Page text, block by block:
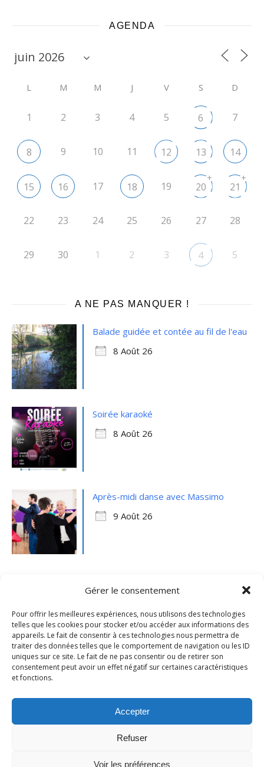
Gérer le consentement
Pour offrir les meilleures expériences, nous utilisons des technologies
telles que les cookies pour stocker et/ou accéder aux informations des
appareils. Le fait de consentir à ces technologies nous permettra de
traiter des données telles que le comportement de navigation ou les ID
uniques sur ce site. Le fait de ne pas consentir ou de retirer son
consentement peut avoir un effet négatif sur certaines caractéristiques
et fonctions.
Accepter
Refuser
Voir les préférences
AGENDA
L M M J V S D
1 2 3 4 5 6 7
8 9 10 11 12 13 14
15 16 17 18 19 20
+
21
+
22 23 24 25 26 27 28
29 30 1 2 3 4 5
A NE PAS MANQUER !
Balade guidée et contée au fil de l'eau
8 Août 26
Soirée karaoké
8 Août 26
Après-midi danse avec Massimo
9 Août 26
- Ville de Merville -